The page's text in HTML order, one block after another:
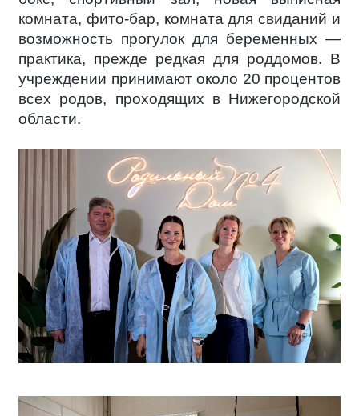
комната, фито-бар, комната для свиданий и
возможность прогулок для беременных —
практика, прежде редкая для роддомов. В
учреждении принимают около 20 процентов
всех родов, проходящих в Нижегородской
области.